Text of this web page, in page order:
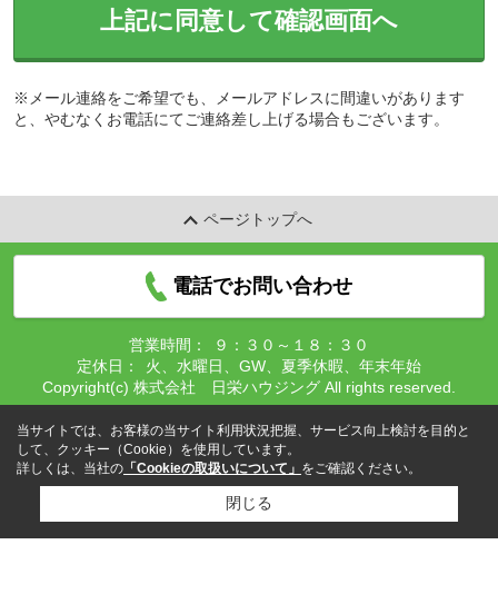
上記に同意して確認画面へ
※メール連絡をご希望でも、メールアドレスに間違いがあります
と、やむなくお電話にてご連絡差し上げる場合もございます。
ページトップへ
電話でお問い合わせ
営業時間：
９：３０～１８：３０
定休日：
火、水曜日、GW、夏季休暇、年末年始
Copyright(c) 株式会社 日栄ハウジング All rights reserved.
当サイトでは、お客様の当サイト利用状況把握、サービス向上検討を目的と
して、クッキー（Cookie）を使用しています。
詳しくは、当社の 「Cookieの取扱いについて」 をご確認ください。
閉じる